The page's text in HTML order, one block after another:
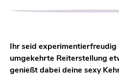
Ihr seid experimentierfreudig
umgekehrte Reiterstellung
genießt dabei deine sexy